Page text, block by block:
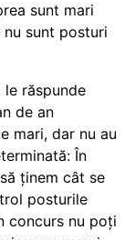
sunt mari
sunt posturi
răspunde
de an
mari, dar nu au
În
ținem cât se
posturile
concurs nu poți